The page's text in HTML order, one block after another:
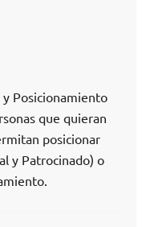
Posicionamiento
que quieran
posicionar
y Patrocinado) o